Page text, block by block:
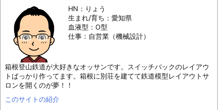
HN：りょう
生まれ/育ち：愛知県
血液型：O型
仕事：自営業（機械設計）
箱根登山鉄道が大好きなオッサンです。スイッチバックのレイアウ
トばっかり作ってます。箱根に別荘を建てて鉄道模型レイアウトサ
ロンを開くのが夢！！
このサイトの紹介